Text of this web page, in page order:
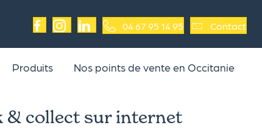
04 67 95 14 95 Contact
Produits Nos points de vente en Occitanie
& collect sur internet